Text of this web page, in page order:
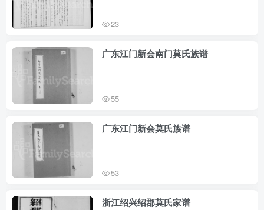
23
广东江门新会南门莫氏族谱
55
广东江门新会莫氏族谱
53
浙江绍兴绍郡莫氏家谱